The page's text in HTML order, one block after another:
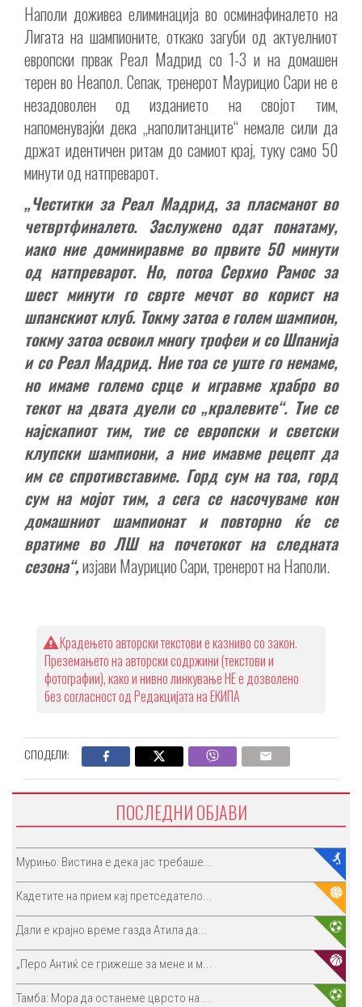
Наполи доживеа елиминација во осминафиналето на
Лигата на шампионите, откако загуби од актуелниот
европски првак Реал Мадрид со 1-3 и на домашен
терен во Неапол. Сепак, тренерот Маурицио Сари не е
незадоволен од изданието на својот тим,
напоменувајќи дека „наполитанците“ немале сили да
држат идентичен ритам до самиот крај, туку само 50
минути од натпреварот.
„Честитки за Реал Мадрид, за пласманот во
четвртфиналето. Заслужено одат понатаму,
иако ние доминиравме во првите 50 минути
од натпреварот. Но, потоа Серхио Рамос за
шест минути го сврте мечот во корист на
шпанскиот клуб. Токму затоа е голем шампион,
токму затоа освоил многу трофеи и со Шпанија
и со Реал Мадрид. Ние тоа се уште го немаме,
но имаме големо срце и игравме храбро во
текот на двата дуели со „кралевите“. Тие се
најскапиот тим, тие се европски и светски
клупски шампиони, а ние имавме рецепт да
им се спротивставиме. Горд сум на тоа, горд
сум на мојот тим, а сега се насочуваме кон
домашниот шампионат и повторно ќе се
вратиме во ЛШ на почетокот на следната
сезона“,изјави Маурицио Сари, тренерот на Наполи.
Крадењето авторски текстови е казниво со закон.
Преземањето на авторски содржини (текстови и
фотографии), како и нивно линкување НЕ е дозволено
без согласност од Редакцијата на ЕКИПА
СПОДЕЛИ:
ПОСЛЕДНИ ОБЈАВИ
Мурињо: Вистина е дека јас требаше...
Кадетите на прием кај претседатело...
Дали е крајно време газда Атила да...
„Перо Антиќ се грижеше за мене и м...
Тамба: Мора да останеме цврсто на ...